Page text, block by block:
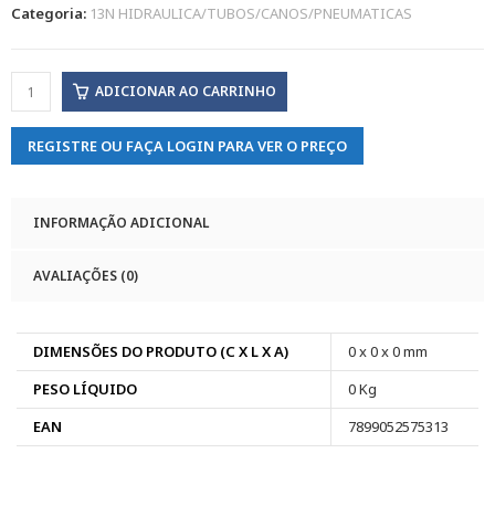
Categoria: 13N HIDRAULICA/TUBOS/CANOS/PNEUMATICAS
ADICIONAR AO CARRINHO
REGISTRE OU FAÇA LOGIN PARA VER O PREÇO
INFORMAÇÃO ADICIONAL
AVALIAÇÕES (0)
DIMENSÕES DO PRODUTO (C X L X A)
0 x 0 x 0 mm
PESO LÍQUIDO
0 Kg
EAN
7899052575313